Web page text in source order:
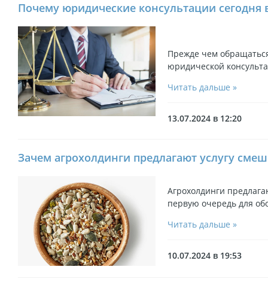
Почему юридические консультации
Прежде чем
юридической
Читать дальше »
13.07.2024 в 12:20
Зачем агрохолдинги предлагают услугу
Агрохолдинги
первую очередь для
Читать дальше »
10.07.2024 в 19:53